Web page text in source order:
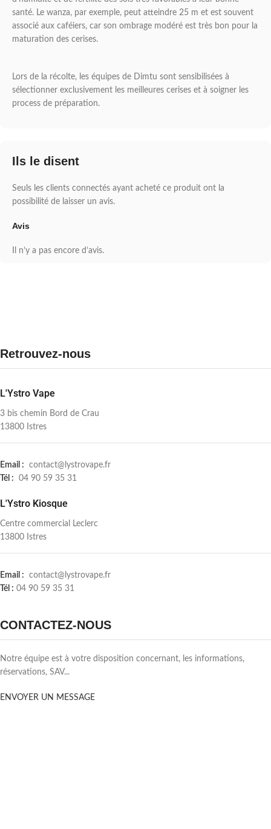
santé. Le wanza, par exemple, peut atteindre 25 m et est souvent
associé aux caféiers, car son ombrage modéré est très bon pour la
maturation des cerises.
Lors de la récolte, les équipes de Dimtu sont sensibilisées à
sélectionner exclusivement les meilleures cerises et à soigner les
process de préparation.
Ils le disent
Avis
Il n’y a pas encore d’avis.
Seuls les clients connectés ayant acheté ce produit ont la
possibilité de laisser un avis.
Retrouvez-nous
L'Ystro Vape
3 bis chemin Bord de Crau
13800 Istres
Email : contact@lystrovape.fr
Tél : 04 90 59 35 31
L'Ystro Kiosque
Centre commercial Leclerc
13800 Istres
Email : contact@lystrovape.fr
Tél : 04 90 59 35 31
CONTACTEZ-NOUS
Notre équipe est à votre disposition concernant, les informations,
réservations, SAV...
ENVOYER UN MESSAGE